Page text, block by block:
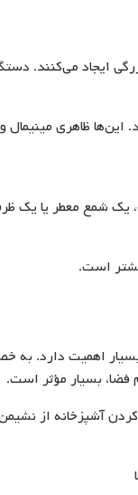
ایجاد می‌کنند.
ظاهری مینیمال
یک شمع معطر یا
است.
اهمیت دارد. به
فضا، بسیار مؤثر است.
کردن آشپزخانه از